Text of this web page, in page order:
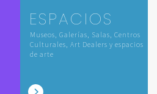
ESPACIOS
Museos, Galerías, Salas, Centros
Culturales, Art Dealers y espacios
de arte